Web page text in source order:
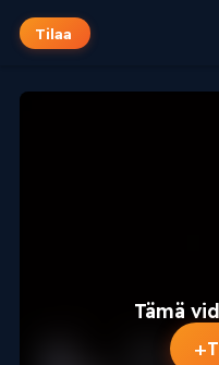
Tilaa
Tämä
+